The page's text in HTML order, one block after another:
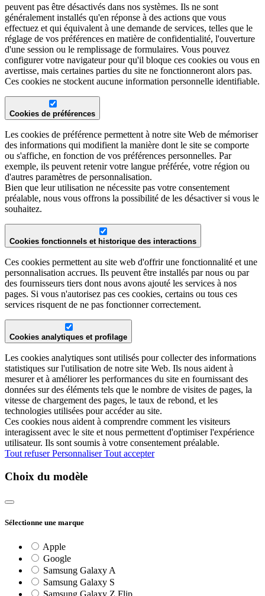
peuvent pas être désactivés dans nos systèmes. Ils ne sont
généralement installés qu'en réponse à des actions que vous
effectuez et qui équivalent à une demande de services, telles que le
réglage de vos préférences en matière de confidentialité, l'ouverture
d'une session ou le remplissage de formulaires. Vous pouvez
configurer votre navigateur pour qu'il bloque ces cookies ou vous en
avertisse, mais certaines parties du site ne fonctionneront alors pas.
Ces cookies ne stockent aucune information personnelle identifiable.
Cookies de préférences
Les cookies de préférence permettent à notre site Web de mémoriser
des informations qui modifient la manière dont le site se comporte
ou s'affiche, en fonction de vos préférences personnelles. Par
exemple, ils peuvent retenir votre langue préférée, votre région ou
d'autres paramètres de personnalisation.
Bien que leur utilisation ne nécessite pas votre consentement
préalable, nous vous offrons la possibilité de les désactiver si vous le
souhaitez.
Cookies fonctionnels et historique des interactions
Ces cookies permettent au site web d'offrir une fonctionnalité et une
personnalisation accrues. Ils peuvent être installés par nous ou par
des fournisseurs tiers dont nous avons ajouté les services à nos
pages. Si vous n'autorisez pas ces cookies, certains ou tous ces
services risquent de ne pas fonctionner correctement.
Cookies analytiques et profilage
Les cookies analytiques sont utilisés pour collecter des informations
statistiques sur l'utilisation de notre site Web. Ils nous aident à
mesurer et à améliorer les performances du site en fournissant des
données sur des éléments tels que le nombre de visites de pages, la
vitesse de chargement des pages, le taux de rebond, et les
technologies utilisées pour accéder au site.
Ces cookies nous aident à comprendre comment les visiteurs
interagissent avec le site et nous permettent d'optimiser l'expérience
utilisateur. Ils sont soumis à votre consentement préalable.
Tout refuserPersonnaliserTout accepter
Choix du modèle
Sélectionne une marque
Apple
Google
Samsung Galaxy A
Samsung Galaxy S
Samsung Galaxy Z Flip